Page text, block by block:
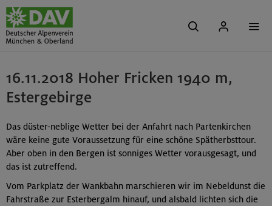
16.11.2018 Hoher Fricken 1940 m,
Estergebirge
Das düster-neblige Wetter bei der Anfahrt nach Partenkirchen
wäre keine gute Voraussetzung für eine schöne Spätherbsttour.
Aber oben in den Bergen ist sonniges Wetter vorausgesagt, und
das ist zutreffend.
Vom Parkplatz der Wankbahn marschieren wir im Nebeldunst die
Fahrstraße zur Esterbergalm hinauf, und alsbald lichten sich die